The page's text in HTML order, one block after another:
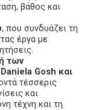
βάθος και
, που συνδυάζει τη
έργα με
των
Gosh και
τέσσερις
και
τέχνη και τη